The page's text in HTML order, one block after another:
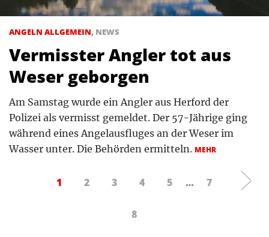
ANGELN ALLGEMEIN, NEWS
Vermisster Angler tot aus
Weser geborgen
Am Samstag wurde ein Angler aus Herford der
Polizei als vermisst gemeldet. Der 57-Jährige ging
während eines Angelausfluges an der Weser im
Wasser unter. Die Behörden ermitteln. MEHR
1 2 3 4 5 … 7
8